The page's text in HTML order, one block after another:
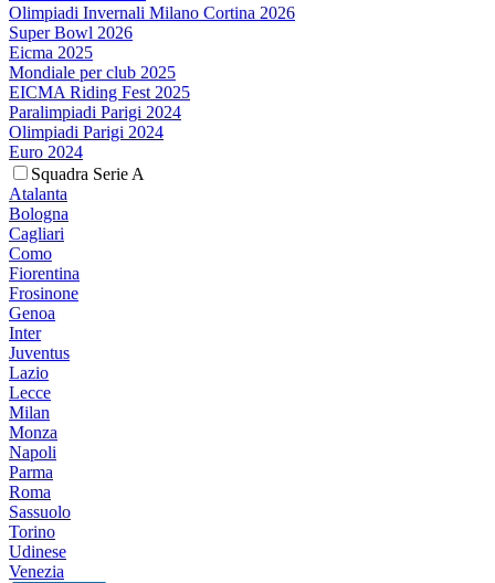
Olimpiadi Invernali Milano Cortina 2026
Super Bowl 2026
Eicma 2025
Mondiale per club 2025
EICMA Riding Fest 2025
Paralimpiadi Parigi 2024
Olimpiadi Parigi 2024
Euro 2024
Squadra Serie A
Atalanta
Bologna
Cagliari
Como
Fiorentina
Frosinone
Genoa
Inter
Juventus
Lazio
Lecce
Milan
Monza
Napoli
Parma
Roma
Sassuolo
Torino
Udinese
Venezia